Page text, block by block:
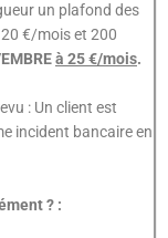
un plafond des
€/mois et 200
à 25 €/mois.
: Un client est
incident bancaire en
? :